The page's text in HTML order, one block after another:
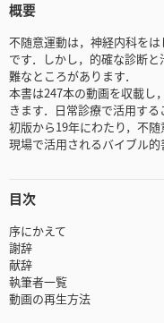
概要
不随意運動は，神経内科を
です．しかし，的確な診断
難なところがあります．
本書は247本の動画を収載し
きます．日常診療で活用する
初版から19年にわたり，不
現場で活用されるバイブル的
目次
序にかえて
謝辞
献辞
執筆者一覧
動画の再生方法